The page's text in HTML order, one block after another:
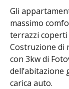
Gli
massimo
terrazzi coperti
Costruzione di
con 3kw di
dell’abitazione
carica auto.